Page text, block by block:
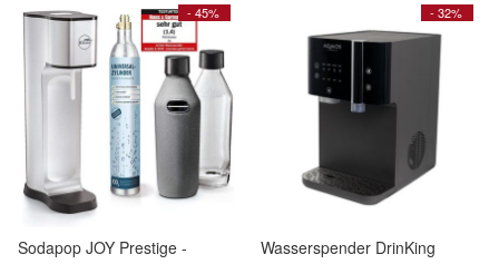
- 45%
Sodapop JOY Prestige -
- 32%
Wasserspender DrinKing